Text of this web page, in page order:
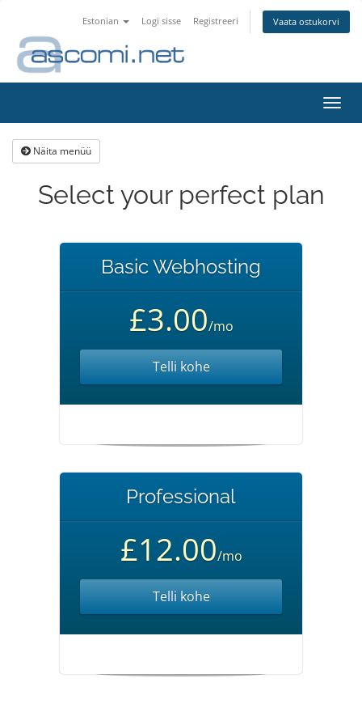
Estonian Logi sisse Registreeri Vaata ostukorvi
Näita menüü
Select your perfect plan
Basic Webhosting
£3.00/mo
Telli kohe
Professional
£12.00/mo
Telli kohe